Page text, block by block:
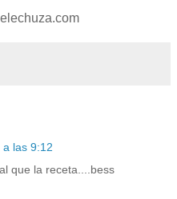
las 9:12
que la receta....bess